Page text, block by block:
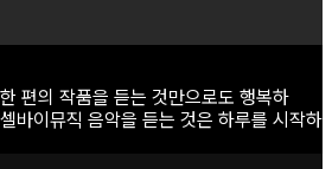
한 편의 작품을 듣는 것만으로도 행복하
셀바이뮤직 음악을 듣는 것은 하루를 시작하